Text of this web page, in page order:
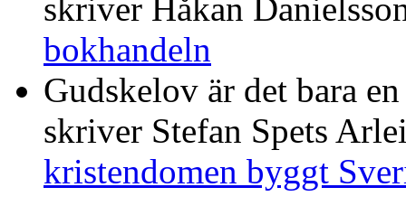
skriver Håkan
bokhandeln
Gudskelov är det bara
skriver Stefan Spets
kristendomen byggt